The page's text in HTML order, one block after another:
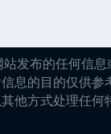
发布的任何信
息的目的仅供
他方式处理任